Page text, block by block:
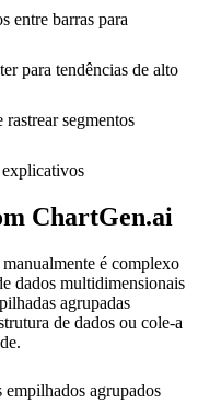
entre barras para
para tendências de alto
segmentos
ChartGen.ai
é complexo
dados multidimensionais
agrupadas
de dados ou cole-a
empilhados agrupados